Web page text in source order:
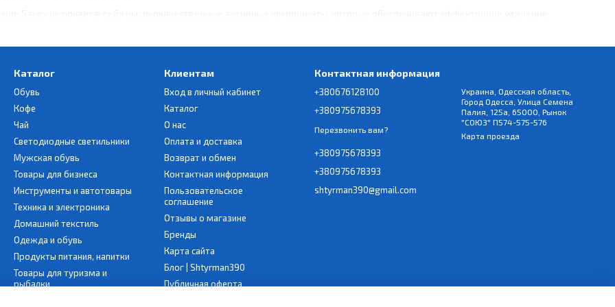
Savex является их бережное воздействие на ткани в процессе стирки. Это помогает сохранить яркость цветов и
срок, что особенно важно для людей, ценящих качество и долговечность своей одежды.
предлагают разнообразие ароматов, которые остаются на белье после стирки, делая каждое прання приятным и комфортным.
уюта вашему дому.
доступность
на рынке в различных упаковках, что позволяет выбрать оптимальный вариант для своих потребностей. Они экономичны в
высокое качество стирки при каждом применении.
— это не просто средство для стирки, а гарантия чистоты, качества и сохранности вашей одежды. Они соответствуют самым
незаменимым помощником в бытовом хозяйстве.
Каталог
Обувь
Кофе
Чай
Светодиодные светильники
Мужская обувь
Товары для бизнеса
Инструменты и автотовары
Техника и электроника
Домашний текстиль
Одежда и обувь
Продукты питания, напитки
Товары для туризма и
рыбалки
Клиентам
Вход в личный кабинет
Каталог
О нас
Оплата и доставка
Возврат и обмен
Контактная информация
Пользовательское
соглашение
Отзывы о магазине
Бренды
Карта сайта
Блог | Shtyrman390
Публичная оферта
Контактная информация
+380676128100
+380975678393
Перезвонить вам?
+380975678393
+380975678393
shtyrman390@gmail.com
Украина, Одесская область,
Город Одесса, Улица Семена
Палия, 125а, 65000, Рынок
"СОЮЗ" П574-575-576
Карта проезда